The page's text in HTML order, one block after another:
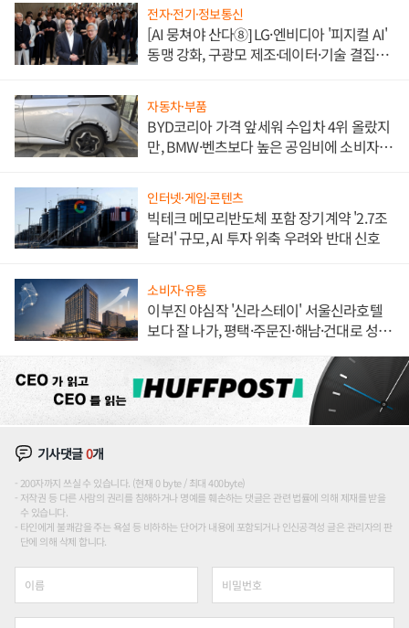
전자·전기·정보통신
[AI 뭉쳐야 산다⑧] LG·엔비디아 '피지컬 AI'
동맹 강화, 구광모 제조·데이터·기술 결집
자동차·부품
BYD코리아 가격 앞세워 수입차 4위 올랐지
만, BMW·벤츠보다 높은 공임비에 소비자
인터넷·게임·콘텐츠
빅테크 메모리반도체 포함 장기계약 '2.7조
달러' 규모, AI 투자 위축 우려와 반대 신호
소비자·유통
이부진 야심작 '신라스테이' 서울신라호텔
보다 잘 나가, 평택·주문진·해남·건대로 성
기사댓글0개
200자까지 쓰실 수 있습니다. (현재 0 byte / 최대 400byte)
저작권 등 다른 사람의 권리를 침해하거나 명예를 훼손하는 댓글은 관련 법률에 의해 제재를 받을
수 있습니다.
타인에게 불쾌감을 주는 욕설 등 비하하는 단어가 내용에 포함되거나 인신공격성 글은 관리자의 판
단에 의해 삭제 합니다.